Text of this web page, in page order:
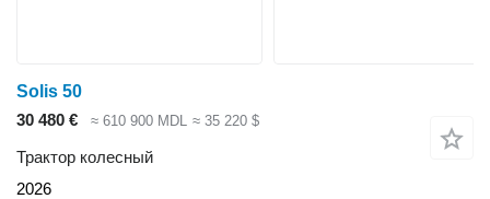
Solis 50
30 480 €
≈ 610 900 MDL ≈ 35 220 $
Трактор колесный
2026